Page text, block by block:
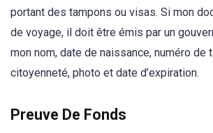
portant des tampons ou visas. Si mon
de voyage, il doit être émis par un
mon nom, date de naissance, numéro de
citoyenneté, photo et date d’expiration.
Preuve De Fonds